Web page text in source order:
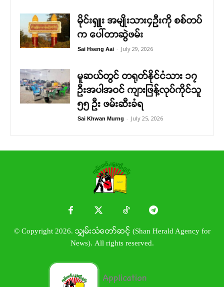
မိုင်းရှူး အမျိုးသား၄ဉီးကို စစ်တပ်
က ပေါ်တာဆွဲဖမ်း
Sai Hseng Aai - July 29, 2026
မူဆယ်တွင် တရုတ်နိုင်ငံသား ၁၇
ဦးအပါအဝင် ကျားဖြန့်လုပ်ကိုင်သူ
၅၅ ဦး ဖမ်းဆီးခံရ
Sai Khwan Murng - July 25, 2026
© Copyright 2026. သျှမ်းသံတော်ဆင့် (Shan Herald Agency for
News). All rights reserved.